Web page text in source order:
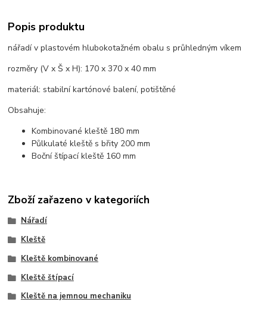
Popis produktu
nářadí v plastovém hlubokotažném obalu s průhledným víkem
rozměry (V x Š x H): 170 x 370 x 40 mm
materiál: stabilní kartónové balení, potištěné
Obsahuje:
Kombinované kleště 180 mm
Půlkulaté kleště s břity 200 mm
Boční štípací kleště 160 mm
Zboží zařazeno v kategoriích
Nářadí
Kleště
Kleště kombinované
Kleště štípací
Kleště na jemnou mechaniku